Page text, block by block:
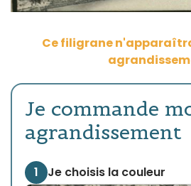
Ce filigrane
Je commande
agrandissement
1 Je choisis la couleur